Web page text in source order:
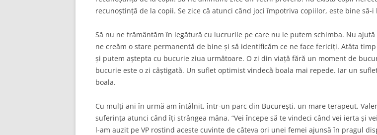
recunoștință de la copii. Se zice că atunci când joci împotriva copiilor, este bine să-i
Să nu ne frământăm în legătură cu lucrurile pe care nu le putem schimba. Nu
ne creăm o stare permanentă de bine și să identificăm ce ne face fericiți. Atâta
și putem aștepta cu bucurie ziua următoare. O zi din viață fără un moment de
bucurie este o zi câștigată. Un suflet optimist vindecă boala mai repede. Iar un
boala.
Cu mulți ani în urmă am întâlnit, într-un parc din București, un mare terapeut.
suferința atunci când îți strângea mâna. “Vei începe să te vindeci când vei ierta și
l-am auzit pe VP rostind aceste cuvinte de câteva ori unei femei ajunsă în pragul